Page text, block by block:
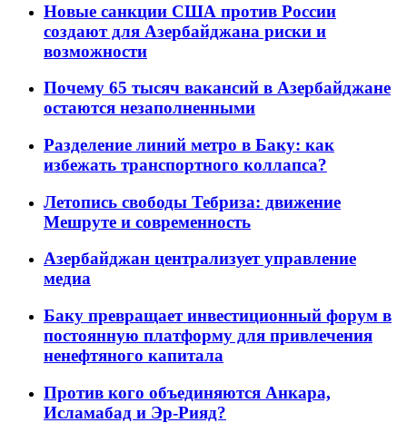
Новые санкции США против России
создают для Азербайджана риски и
возможности
Почему 65 тысяч вакансий в Азербайджане
остаются незаполненными
Разделение линий метро в Баку: как
избежать транспортного коллапса?
Летопись свободы Тебриза: движение
Мешруте и современность
Азербайджан централизует управление
медиа
Баку превращает инвестиционный форум в
постоянную платформу для привлечения
ненефтяного капитала
Против кого объединяются Анкара,
Исламабад и Эр-Рияд?